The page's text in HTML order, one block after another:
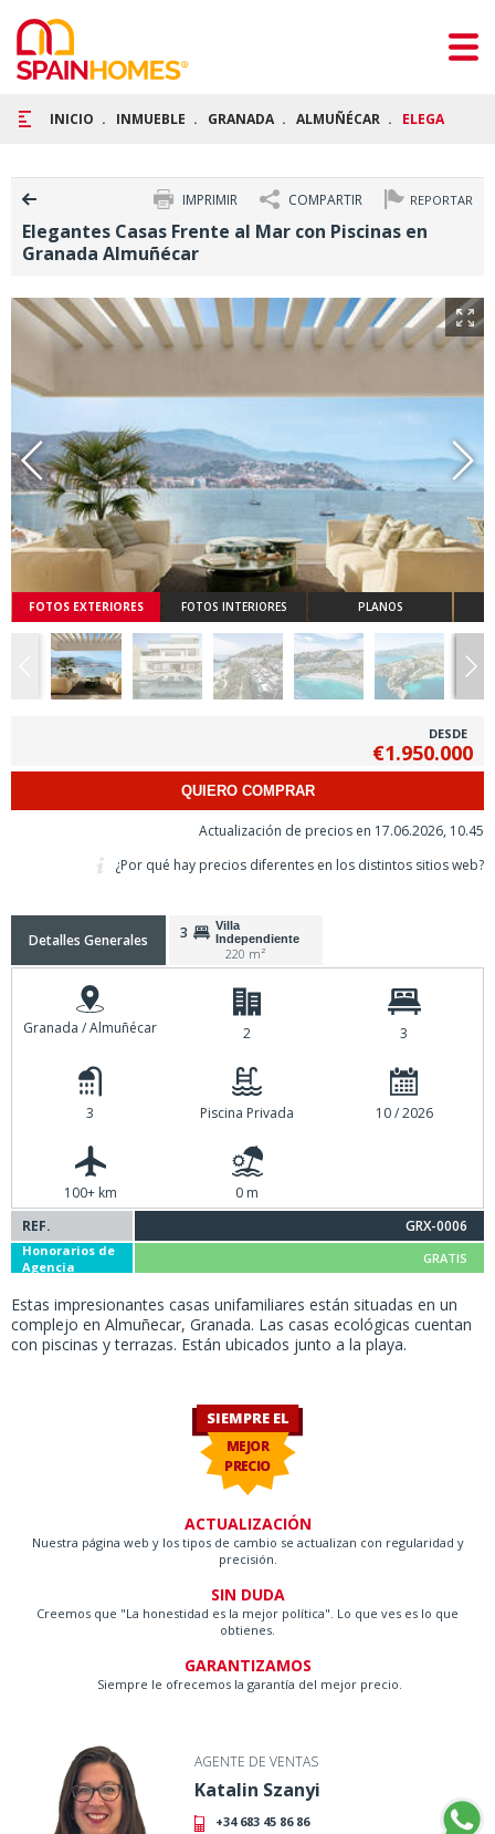
INICIO INMUEBLE GRANADA ALMUÑÉCAR ELEGANTES
REPORTAR
COMPARTIR
IMPRIMIR
Elegantes Casas Frente al Mar con Piscinas en
Granada Almuñécar
FOTOS EXTERIORES FOTOS INTERIORES PLANOS
DESDE
€1.950.000
QUIERO COMPRAR
Actualización de precios en 17.06.2026, 10.45
¿Por qué hay precios diferentes en los distintos sitios web?
Detalles Generales 3
Villa
Independiente
220 m²
Granada / Almuñécar 2 3
3 Piscina Privada 10 / 2026
100+ km
0 m
REF.
GRX-0006
Honorarios de
Agencia
GRATIS
Estas impresionantes casas unifamiliares están situadas en un
complejo en Almuñecar, Granada. Las casas ecológicas cuentan
con piscinas y terrazas. Están ubicados junto a la playa.
SIEMPRE EL
MEJOR
PRECIO
ACTUALIZACIÓN
Nuestra página web y los tipos de cambio se actualizan con regularidad y
precisión.
SIN DUDA
Creemos que "La honestidad es la mejor política". Lo que ves es lo que
obtienes.
GARANTIZAMOS
Siempre le ofrecemos la garantía del mejor precio.
AGENTE DE VENTAS
Katalin Szanyi
+34 683 45 86 86